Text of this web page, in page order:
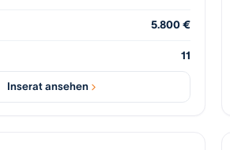
5.800 €
11
Inserat ansehen